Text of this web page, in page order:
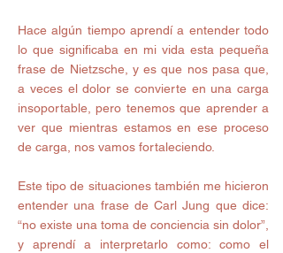
Hace algún tiempo aprendí a entender todo
lo que significaba en mi vida esta pequeña
frase de Nietzsche, y es que nos pasa que,
a veces el dolor se convierte en una carga
insoportable, pero tenemos que aprender a
ver que mientras estamos en ese proceso
de carga, nos vamos fortaleciendo.
Este tipo de situaciones también me hicieron
entender una frase de Carl Jung que dice:
“no existe una toma de conciencia sin dolor”,
y aprendí a interpretarlo como: como el